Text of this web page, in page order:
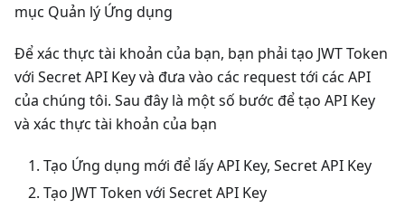
mục Quản lý Ứng dụng
Để xác thực tài khoản của bạn, bạn phải tạo JWT Token
với Secret API Key và đưa vào các request tới các API
của chúng tôi. Sau đây là một số bước để tạo API Key
và xác thực tài khoản của bạn
Tạo Ứng dụng mới để lấy API Key, Secret API Key
Tạo JWT Token với Secret API Key